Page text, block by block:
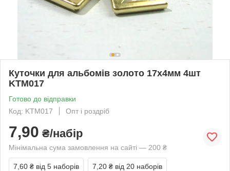
Куточки для альбомів золото 17х4мм 4шт
KTM017
Готово до відправки
Код: KTM017
Опт і роздріб
7,90 ₴/набір
Мінімальна сума замовлення на сайті — 200 ₴
7,60 ₴ від 5 наборів 7,20 ₴ від 20 наборів